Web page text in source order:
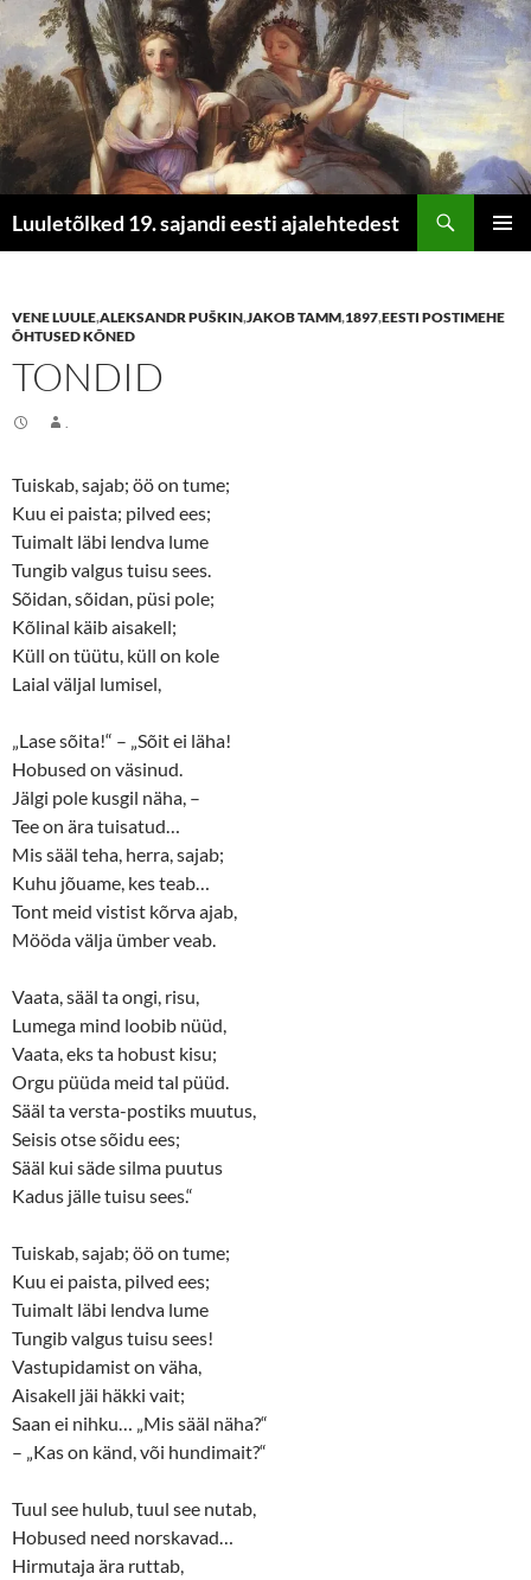
Luuletõlked 19. sajandi eesti ajalehtedest
VENE LUULE,ALEKSANDR PUŠKIN,JAKOB TAMM,1897,EESTI POSTIMEHE
ÕHTUSED KÕNED
TONDID
Tuiskab, sajab; öö on tume;
Kuu ei paista; pilved ees;
Tuimalt läbi lendva lume
Tungib valgus tuisu sees.
Sõidan, sõidan, püsi pole;
Kõlinal käib aisakell;
Küll on tüütu, küll on kole
Laial väljal lumisel,
„Lase sõita!“ – „Sõit ei läha!
Hobused on väsinud.
Jälgi pole kusgil näha, –
Tee on ära tuisatud…
Mis sääl teha, herra, sajab;
Kuhu jõuame, kes teab…
Tont meid vistist kõrva ajab,
Mööda välja ümber veab.
Vaata, sääl ta ongi, risu,
Lumega mind loobib nüüd,
Vaata, eks ta hobust kisu;
Orgu püüda meid tal püüd.
Sääl ta versta-postiks muutus,
Seisis otse sõidu ees;
Sääl kui säde silma puutus
Kadus jälle tuisu sees.“
Tuiskab, sajab; öö on tume;
Kuu ei paista, pilved ees;
Tuimalt läbi lendva lume
Tungib valgus tuisu sees!
Vastupidamist on väha,
Aisakell jäi häkki vait;
Saan ei nihku… „Mis sääl näha?“
– „Kas on känd, või hundimait?“
Tuul see hulub, tuul see nutab,
Hobused need norskavad…
Hirmutaja ära ruttab,